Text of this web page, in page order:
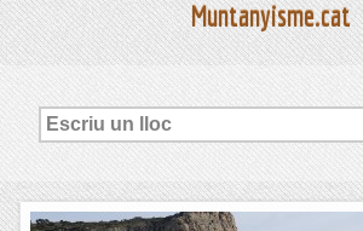
Muntanyisme.cat